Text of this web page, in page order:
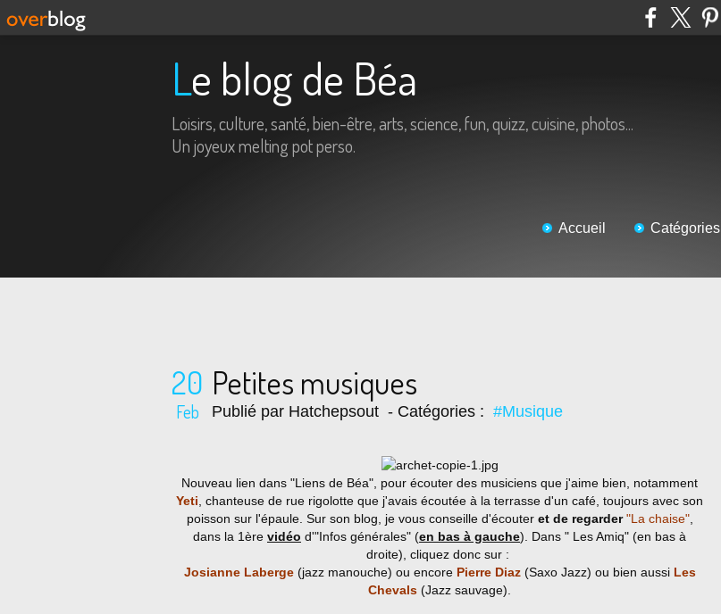
Le blog de Béa
Loisirs, culture, santé, bien-être, arts, science, fun, quizz, cuisine, photos...
Un joyeux melting pot perso.
Accueil Catégories
20
Feb
Petites musiques
Publié par Hatchepsout - Catégories : #Musique
Nouveau lien dans "Liens de Béa", pour écouter des musiciens que j'aime bien, notamment
Yeti , chanteuse de rue rigolotte que j'avais écoutée à la terrasse d'un café, toujours avec son
poisson sur l'épaule. Sur son blog, je vous conseille d'écouter et de regarder "La chaise",
dans la 1ère vidéo d'"Infos générales" (en bas à gauche). Dans " Les Amiq" (en bas à
droite), cliquez donc sur :
Josianne Laberge(jazz manouche) ou encore Pierre Diaz(Saxo Jazz) ou bien aussi Les
Chevals (Jazz sauvage).